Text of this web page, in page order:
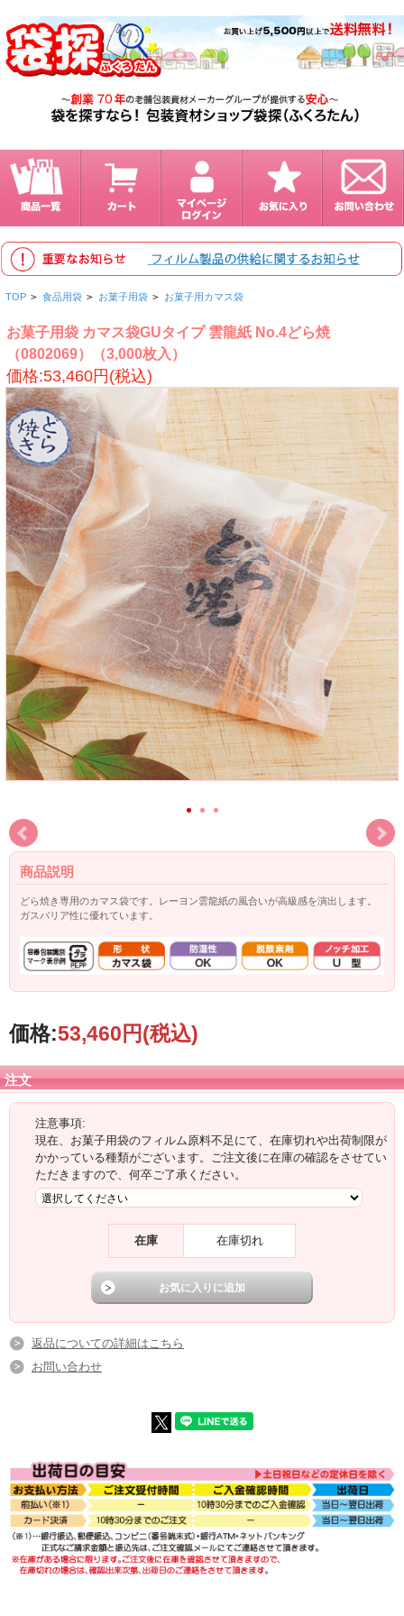
TOP > 食品用袋 > お菓子用袋 > お菓子用カマス袋
お菓子用袋 カマス袋GUタイプ 雲龍紙 No.4どら焼
（0802069）（3,000枚入）
価格:53,460円(税込)
商品説明
どら焼き専用のカマス袋です。レーヨン雲龍紙の風合いが高級感を演出します。
ガスバリア性に優れています。
価格:53,460円(税込)
注文
注意事項:
現在、お菓子用袋のフィルム原料不足にて、在庫切れや出荷制限が
かかっている種類がございます。ご注文後に在庫の確認をさせてい
ただきますので、何卒ご了承ください。
在庫 在庫切れ
返品についての詳細はこちら
お問い合わせ